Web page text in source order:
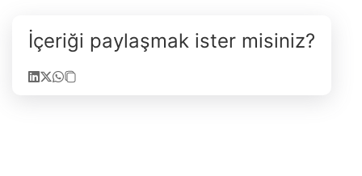
İçeriği paylaşmak ister misiniz?